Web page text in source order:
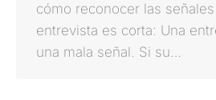
cómo reconocer las
entrevista es corta: Una
una mala señal. Si su…